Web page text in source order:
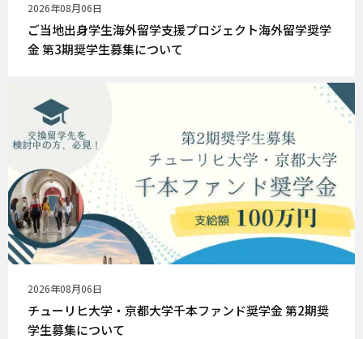
公
開
日
2026年08月06日
ご当地出身学生海外留学支援プロジェクト海外留学奨学
金 第3期奨学生募集について
公
開
日
2026年08月06日
チューリヒ大学・京都大学千本ファンド奨学金 第2期奨
学生募集について